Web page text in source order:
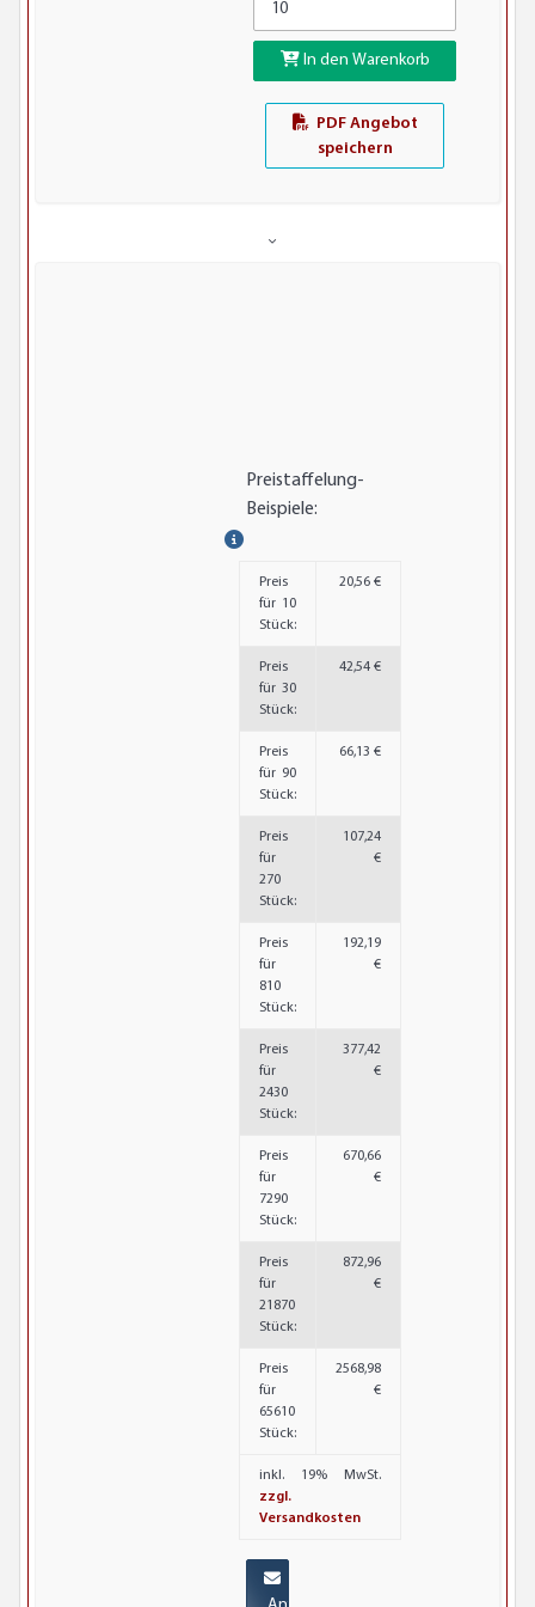
In den Warenkorb
PDF Angebot
speichern
Preistaffelung-
Beispiele:
Preis
für 10
Stück:
20,56 €
Preis
für 30
Stück:
42,54 €
Preis
für 90
Stück:
66,13 €
Preis
für
270
Stück:
107,24
€
Preis
für
810
Stück:
192,19
€
Preis
für
2430
Stück:
377,42
€
Preis
für
7290
Stück:
670,66
€
Preis
für
21870
Stück:
872,96
€
Preis
für
65610
Stück:
2568,98
€
inkl. 19% MwSt.
zzgl.
Versandkosten